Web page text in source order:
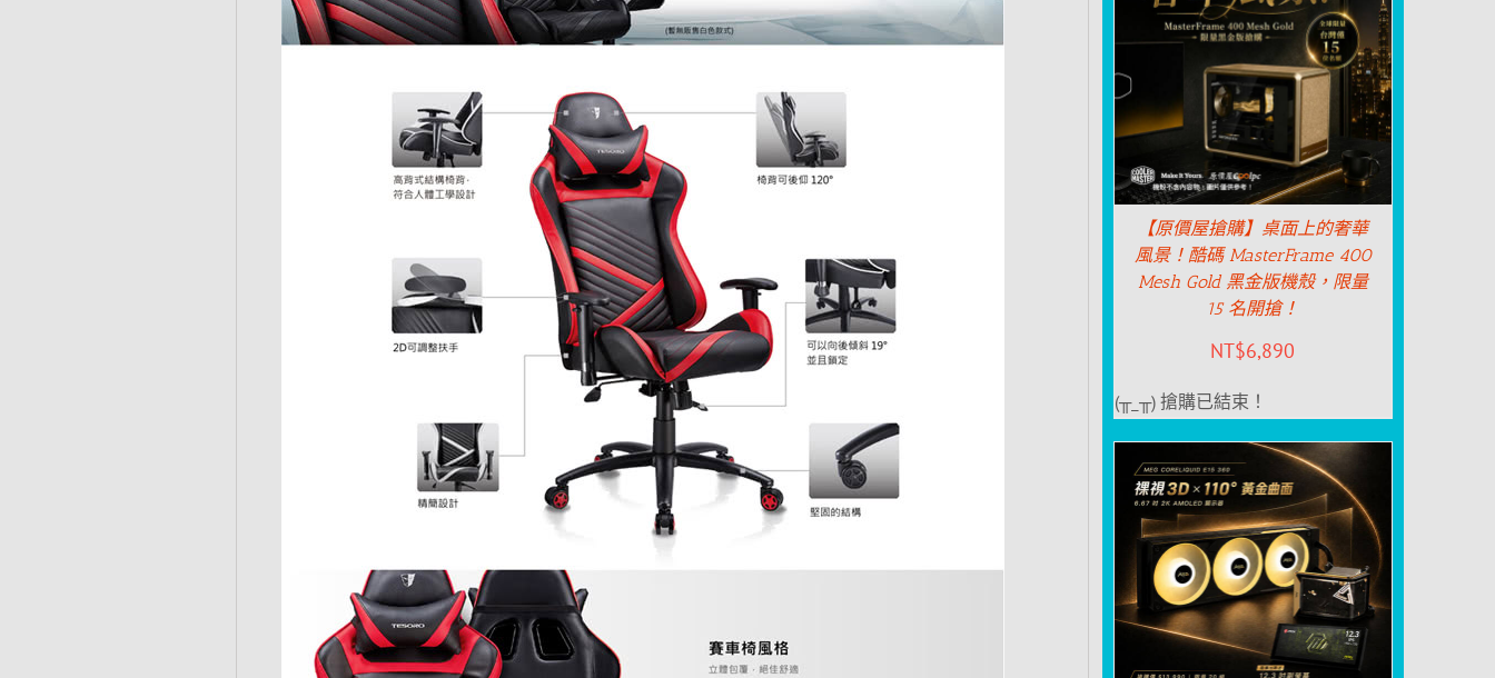
【原價屋搶購】桌面上的奢華
風景！酷碼 MasterFrame 400
Mesh Gold 黑金版機殼，限量
15 名開搶！
NT$6,890
(╥_╥) 搶購已結束！